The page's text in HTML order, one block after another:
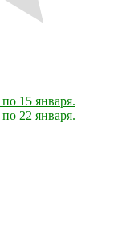
15 января.
22 января.